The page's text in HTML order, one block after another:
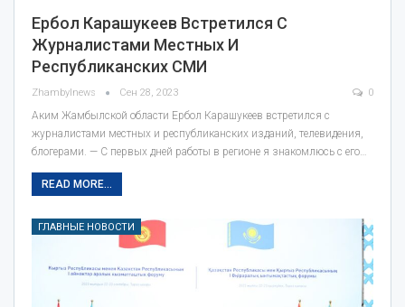
Ербол Карашукеев Встретился С
Журналистами Местных И
Республиканских СМИ
Zhambylnews Сен 28, 2023 0
Аким Жамбылской области Ербол Карашукеев встретился с
журналистами местных и республиканских изданий, телевидения,
блогерами. — С первых дней работы в регионе я знакомлюсь с его…
READ MORE...
ГЛАВНЫЕ НОВОСТИ